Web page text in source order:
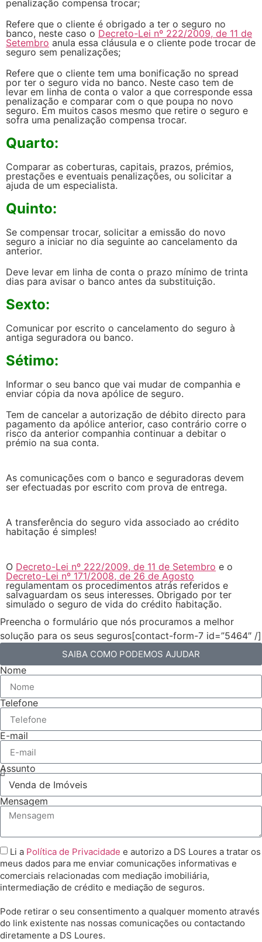
penalização compensa trocar;
Refere que o cliente é obrigado a ter o seguro no
banco, neste caso o Decreto-Lei nº 222/2009, de 11 de
Setembro anula essa cláusula e o cliente pode trocar de
seguro sem penalizações;
Refere que o cliente tem uma bonificação no spread
por ter o seguro vida no banco. Neste caso tem de
levar em linha de conta o valor a que corresponde essa
penalização e comparar com o que poupa no novo
seguro. Em muitos casos mesmo que retire o seguro e
sofra uma penalização compensa trocar.
Quarto:
Comparar as coberturas, capitais, prazos, prémios,
prestações e eventuais penalizações, ou solicitar a
ajuda de um especialista.
Quinto:
Se compensar trocar, solicitar a emissão do novo
seguro a iniciar no dia seguinte ao cancelamento da
anterior.
Deve levar em linha de conta o prazo mínimo de trinta
dias para avisar o banco antes da substituição.
Sexto:
Comunicar por escrito o cancelamento do seguro à
antiga seguradora ou banco.
Sétimo:
Informar o seu banco que vai mudar de companhia e
enviar cópia da nova apólice de seguro.
Tem de cancelar a autorização de débito directo para
pagamento da apólice anterior, caso contrário corre o
risco da anterior companhia continuar a debitar o
prémio na sua conta.
As comunicações com o banco e seguradoras devem
ser efectuadas por escrito com prova de entrega.
A transferência do seguro vida associado ao crédito
habitação é simples!
O Decreto-Lei nº 222/2009, de 11 de Setembro e o
Decreto-Lei nº 171/2008, de 26 de Agosto
regulamentam os procedimentos atrás referidos e
salvaguardam os seus interesses. Obrigado por ter
simulado o seguro de vida do crédito habitação.
Preencha o formulário que nós procuramos a melhor
solução para os seus seguros[contact-form-7 id=”5464″ /]
SAIBA COMO PODEMOS AJUDAR
Nome
Telefone
E-mail
Assunto
Mensagem
Li a Política de Privacidade e autorizo a DS Loures a tratar os
meus dados para me enviar comunicações informativas e
comerciais relacionadas com mediação imobiliária,
intermediação de crédito e mediação de seguros.
Pode retirar o seu consentimento a qualquer momento através
do link existente nas nossas comunicações ou contactando
diretamente a DS Loures.